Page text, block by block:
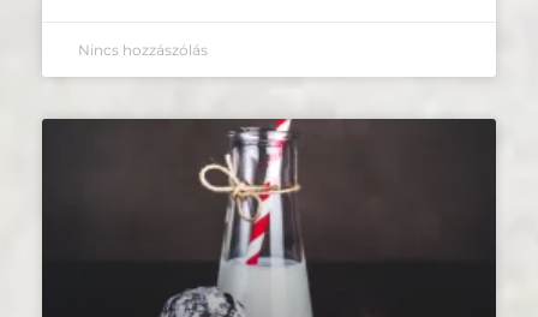
Nincs hozzászólás